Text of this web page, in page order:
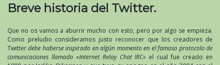
Breve historia del Twitter.
Que no os vamos a aburrir mucho con esto, pero por algo se empieza.
Como preludio consideramos justo reconocer que los creadores de
Twitterdebe haberse inspirado en algún momento en el famoso protocolo de
comunicaciones llamado «Internet Relay Chat IRC» el cual fue creado en